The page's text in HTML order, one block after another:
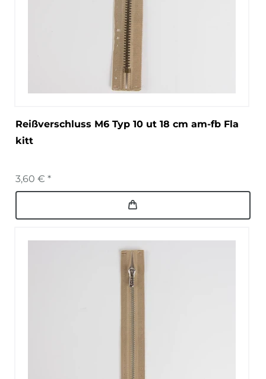
Reißverschluss M6 Typ 10 ut 18 cm am-fb Fla
kitt
3,60 € *